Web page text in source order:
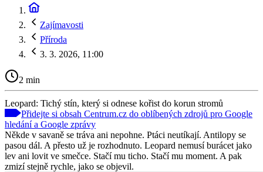
Zajímavosti
Příroda
3. 3. 2026, 11:00
2 min
Leopard: Tichý stín, který si odnese kořist do korun stromů
Přidejte si obsah Centrum.cz do oblíbených zdrojů pro Google
hledání a Google zprávy
Někde v savaně se tráva ani nepohne. Ptáci neutíkají. Antilopy se
pasou dál. A přesto už je rozhodnuto. Leopard nemusí burácet jako
lev ani lovit ve smečce. Stačí mu ticho. Stačí mu moment. A pak
zmizí stejně rychle, jako se objevil.